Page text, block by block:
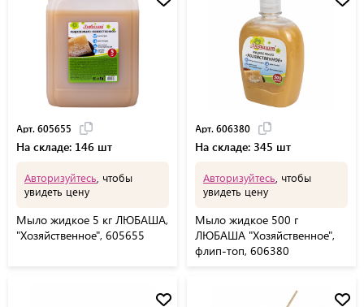
Арт. 605655
На складе: 146 шт
Авторизуйтесь , чтобы
увидеть цену
Мыло жидкое 5 кг ЛЮБАША,
"Хозяйственное", 605655
Арт. 606380
На складе: 345 шт
Авторизуйтесь , чтобы
увидеть цену
Мыло жидкое 500 г
ЛЮБАША "Хозяйственное",
флип-топ, 606380